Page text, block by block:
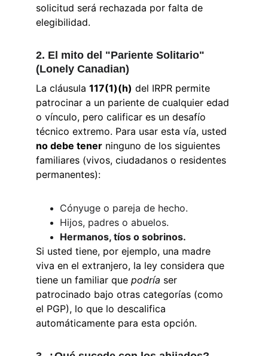
solicitud será rechazada por falta de
elegibilidad.
2. El mito del "Pariente Solitario"
(Lonely Canadian)
La cláusula 117(1)(h) del IRPR permite
patrocinar a un pariente de cualquier edad
o vínculo, pero calificar es un desafío
técnico extremo. Para usar esta vía, usted
no debe tener ninguno de los siguientes
familiares (vivos, ciudadanos o residentes
permanentes):
Cónyuge o pareja de hecho.
Hijos, padres o abuelos.
Hermanos, tíos o sobrinos.
Si usted tiene, por ejemplo, una madre
viva en el extranjero, la ley considera que
tiene un familiar que podría ser
patrocinado bajo otras categorías (como
el PGP), lo que lo descalifica
automáticamente para esta opción.